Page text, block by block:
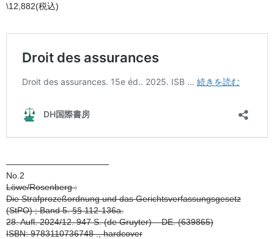
\12,882(税込)
————————————
No.2
Löwe/Rosenberg :
Die Strafprozeßordnung und das Gerichtsverfassungsgesetz
(StPO) ; Band 5. §§ 112-136a.
28. Aufl. 2024/12. 947 S. (de Gruyter) – DE. (639865)
ISBN: 9783110736748 ., hardcover